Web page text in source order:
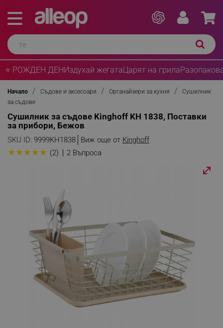
⭐ РОЖДЕН ДЕНИздухай жегатаЦарят на грила
Начало Съдове и аксесоари Органайзери за кухня
Сушилник
за съдове
Сушилник за съдове Kinghoff KH 1838, Поставки
за прибори, Бежов
SKU ID: 9999KH1838 Виж още от Kinghoff
★★★★★ (2) 2 Въпроса